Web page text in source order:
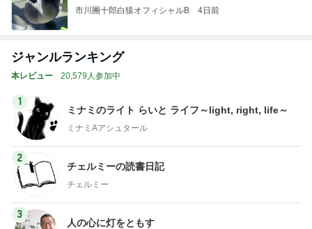
市川團十郎白猿オフィシャルB 4日前
ジャンルランキング
本レビュー 20,579人参加中
1
ミナミのライト らいと ライフ～light, right, life～
ミナミAアシュタール
2
チェルミーの読書日記
チェルミー
3
人の心に灯をともす